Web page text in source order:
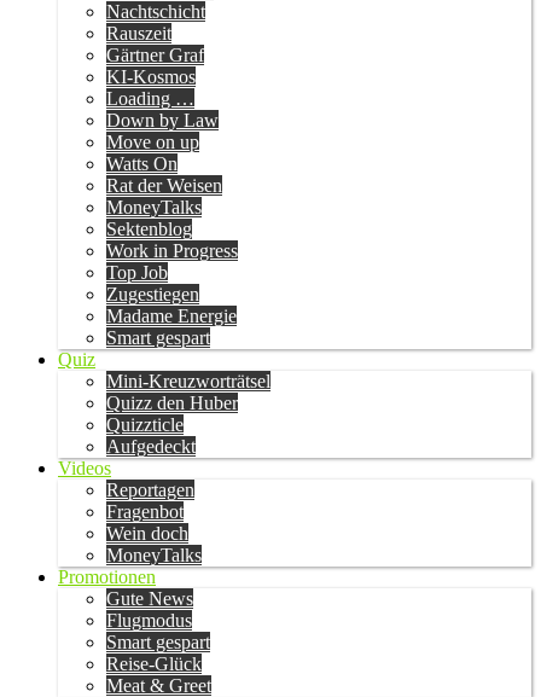
Nachtschicht
Rauszeit
Gärtner Graf
KI-Kosmos
Loading …
Down by Law
Move on up
Watts On
Rat der Weisen
MoneyTalks
Sektenblog
Work in Progress
Top Job
Zugestiegen
Madame Energie
Smart gespart
Quiz
Mini-Kreuzworträtsel
Quizz den Huber
Quizzticle
Aufgedeckt
Videos
Reportagen
Fragenbot
Wein doch
MoneyTalks
Promotionen
Gute News
Flugmodus
Smart gespart
Reise-Glück
Meat & Greet